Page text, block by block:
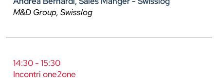
M&D Group, Swisslog
14:30 - 15:30
Incontri one2one